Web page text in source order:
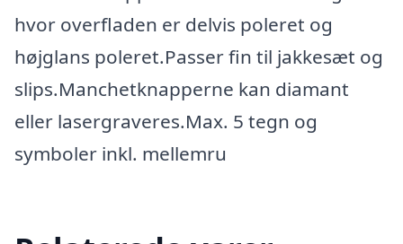
hvor overfladen er delvis poleret og
højglans poleret.Passer fin til jakkesæt og
slips.Manchetknapperne kan diamant
eller lasergraveres.Max. 5 tegn og
symboler inkl. mellemru